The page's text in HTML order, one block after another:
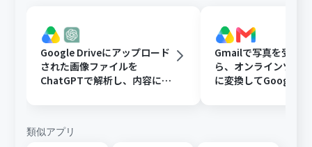
Google Driveにアップロード
された画像ファイルを
ChatGPTで解析し、内容に応
Gmailで写真を受け
ら、オンラインツー
に変換してGoogle
類似アプリ